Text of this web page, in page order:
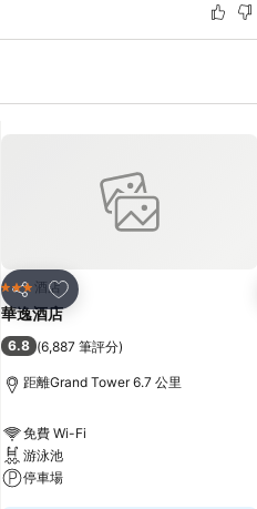
分享
放到收藏夾
3 星級酒店
華逸酒店
6.8 (6,887 筆評分)
距離Grand Tower 6.7 公里
免費 Wi-Fi
游泳池
停車場